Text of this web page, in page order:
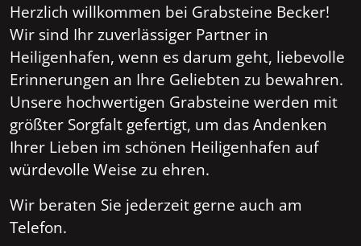
Herzlich willkommen bei Grabsteine Becker!
Wir sind Ihr zuverlässiger Partner in
Heiligenhafen, wenn es darum geht, liebevolle
Erinnerungen an Ihre Geliebten zu bewahren.
Unsere hochwertigen Grabsteine werden mit
größter Sorgfalt gefertigt, um das Andenken
Ihrer Lieben im schönen Heiligenhafen auf
würdevolle Weise zu ehren.
Wir beraten Sie jederzeit gerne auch am
Telefon.